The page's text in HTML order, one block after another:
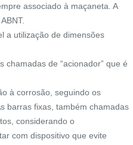
associado à maçaneta. A
a utilização de dimensões
de “acionador” que é
à corrosão, seguindo os
barras fixas, também chamadas
considerando o
com dispositivo que evite